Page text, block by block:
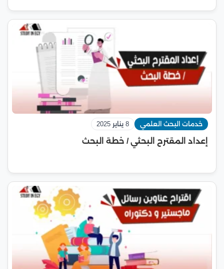
خدمات البحث العلمي 8 يناير 2025
إعداد المقترح البحثي / خطة البحث